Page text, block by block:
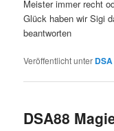
Meister immer recht
Glück haben wir Sigi
beantworten
Veröffentlicht unter
DSA88